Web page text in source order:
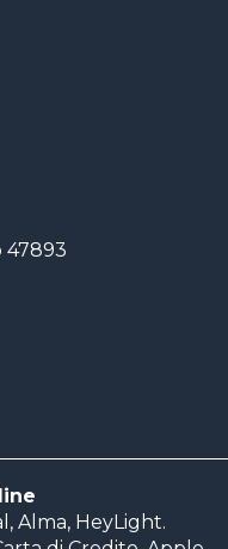
47893
Alma, HeyLight.